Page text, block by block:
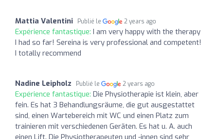
Mattia Valentini Publié le 2 years ago
Expérience fantastique: I am very happy with the therapy
I had so far! Sereina is very professional and competent!
I totally recommend
Nadine Leipholz Publié le 2 years ago
Expérience fantastique: Die Physiotherapie ist klein, aber
fein. Es hat 3 Behandlungsräume, die gut ausgestattet
sind, einen Wartebereich mit WC und einen Platz zum
trainieren mit verschiedenen Geräten. Es hat u. A. auch
einen Lift. Die Physiotherapeuten und -innen sind sehr